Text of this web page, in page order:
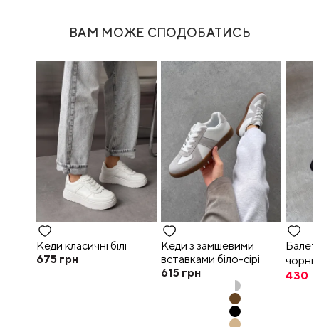
ВАМ МОЖЕ СПОДОБАТИСЬ
Кеди класичні білі
675 грн
Кеди з замшевими
вставками біло-сірі
615 грн
чорні
430